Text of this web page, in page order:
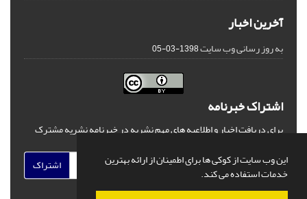
این وب سایت از کوکی ها برای اطمینان از ارائه بهترین
خدمات استفاده می کند.
آخرین اخبار
به روز رسانی وب سایت1398-03-05
اشتراک خبرنامه
برای دریافت اخبار و اطلاعیه های مهم نشریه در خبرنامه نشریه مشترک
اشتراک